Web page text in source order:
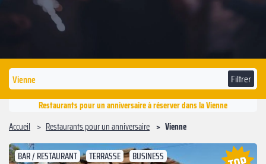
Filtrer
Restaurants pour un anniversaire à réserver dans la Vienne
Accueil
Restaurants pour un anniversaire Vienne
BAR / RESTAURANT TERRASSE BUSINESS